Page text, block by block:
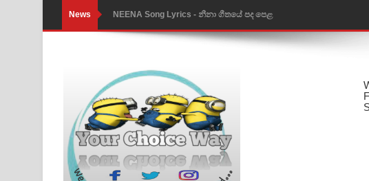
News NEENA Song Lyrics - නීනා ගීතයේ පද පෙළ
Ahimi Wimai Himi Song Lyrics - අහිමි විමයි හිමි ගීතයේ පද පෙළ
Mathaka Parana Song Lyrics - මතක පාරනා ගීතයේ පද පෙළ
Nimnadhen Song Lyrics - නිම්නාදෙන් ගීතයේ පද පෙළ
Obamai Mage Adare Song Lyrics - ඔබමයි මගේ ආදරේ ගීතයේ පද පෙළ
Pansal Gihin Song Lyrics - පන්සල් ගිහිං ගීතයේ පද පෙළ